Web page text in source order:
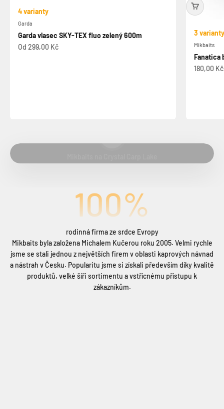
4 varianty
Garda
Garda vlasec SKY-TEX fluo zelený 600m
Prodejní cena
Od 299,00 Kč
3 varianty
Mikbaits
Fanatica
Prodejní
180,00 Kč
100%
rodinná firma ze srdce Evropy
Mikbaits byla založena Michalem Kučerou roku 2005. Velmi rychle
jsme se stali jednou z největších firem v oblasti kaprových návnad
a nástrah v Česku. Popularitu jsme si získali především díky kvalitě
produktů, velké šíři sortimentu a vstřícnému přístupu k
zákazníkům.